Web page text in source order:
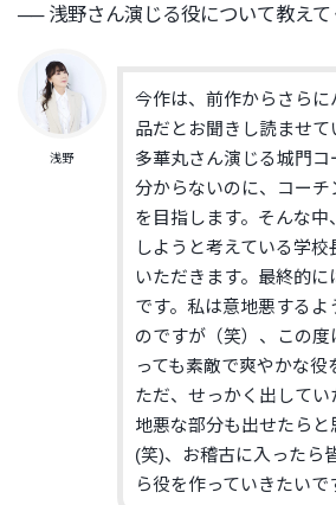
── 浅野さん演じる役について教えて
浅野
今作は、 前作からさらに
品だとお聞きし読ませて
多華丸さん演じる城門コ
分からないのに、コー
を目指します。 そんな中、
しようと考えている学校
いただき ます。 最終的に
です。 私は意地悪するよ
のですが（笑）、
この度
っても素敵で爽やかな役
ただ、 せっかく出してい
地悪な部分も出せたらと
(笑)、
お稽古に入ったら
ら役を作っていきたいで